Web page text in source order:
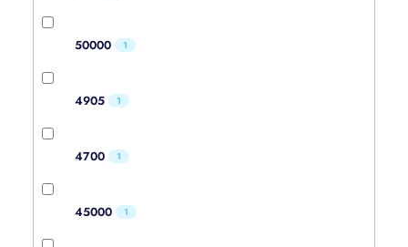
50000 1
4905 1
4700 1
45000 1